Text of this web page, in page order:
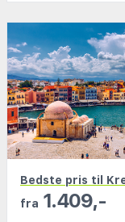
familien eller i
finder du de
Med vores
den rejse, der
præcisere alt fra
er vigtige for dig.
Alle rejser, du
anerkendte
Bedste pris til
fra 1.409,-